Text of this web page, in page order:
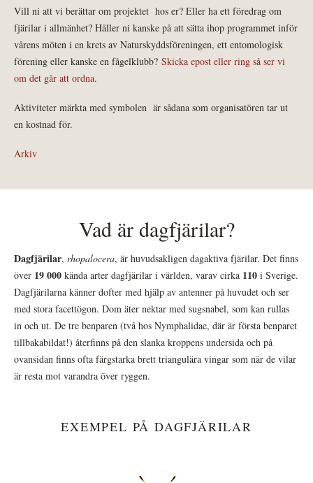
Vill ni att vi berättar om projektet hos er? Eller ha ett föredrag om
fjärilar i allmänhet? Håller ni kanske på att sätta ihop programmet inför
vårens möten i en krets av Naturskyddsföreningen, ett entomologisk
förening eller kanske en fågelklubb? Skicka epost eller ring så ser vi
om det går att ordna.
Aktiviteter märkta med symbolen är sådana som organisatören tar ut
en kostnad för.
Arkiv
Vad är dagfjärilar?
Dagfjärilar, rhopalocera, är huvudsakligen dagaktiva fjärilar. Det finns
över 19 000 kända arter dagfjärilar i världen, varav cirka 110 i Sverige.
Dagfjärilarna känner dofter med hjälp av antenner på huvudet och ser
med stora facettögon. Dom äter nektar med sugsnabel, som kan rullas
in och ut. De tre benparen (två hos Nymphalidae, där är första benparet
tillbakabildat!) återfinns på den slanka kroppens undersida och på
ovansidan finns ofta färgstarka brett triangulära vingar som när de vilar
är resta mot varandra över ryggen.
EXEMPEL PÅ DAGFJÄRILAR